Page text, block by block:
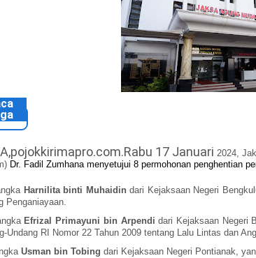
17 Januari 2024,
Dr. Fadil Zumhana menyetujui 8 permohonan penghentian
Harnilita binti Muhaidindari Kejaksaan Negeri
Penganiayaan.
Efrizal Primayuni bin Arpendidari Kejaksaan Negeri
Undang RI Nomor 22 Tahun 2009 tentang Lalu Lintas dan
Usman bin Tobing dari Kejaksaan Negeri Pontianak,